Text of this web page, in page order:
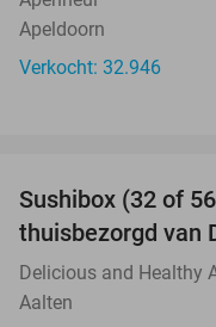
Apeldoorn
Verkocht: 32.946
Sushibox (32 of
thuisbezorgd van
Delicious and Healthy
Aalten